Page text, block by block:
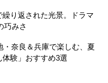
り返された光景。ドラマ
巧みさ
・奈良＆兵庫で楽しむ、夏
験」おすすめ3選